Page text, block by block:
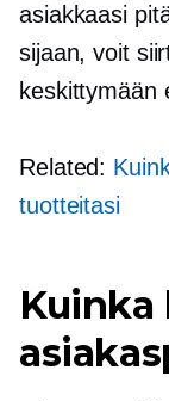
asiakkaasi
sijaan, voit
keskittymään
Related:
tuotteitasi
Kuinka